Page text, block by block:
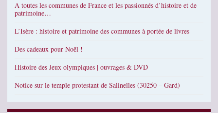
A toutes les communes de France et les passionnés d’histoire et de
patrimoine…
L’Isère : histoire et patrimoine des communes à portée de livres
Des cadeaux pour Noël !
Histoire des Jeux olympiques | ouvrages & DVD
Notice sur le temple protestant de Salinelles (30250 – Gard)